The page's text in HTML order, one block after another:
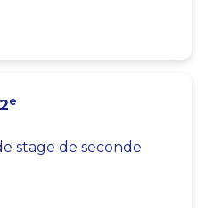
e
stage de seconde